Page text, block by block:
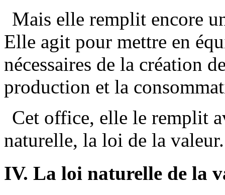
Mais elle remplit encore
Elle agit pour mettre en
nécessaires de la création
production et la
Cet office, elle le remplit
naturelle, la loi de la valeur.
IV. La loi naturelle de la